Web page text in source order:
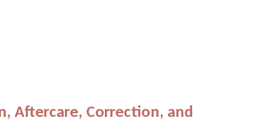
Aftercare, Correction, and